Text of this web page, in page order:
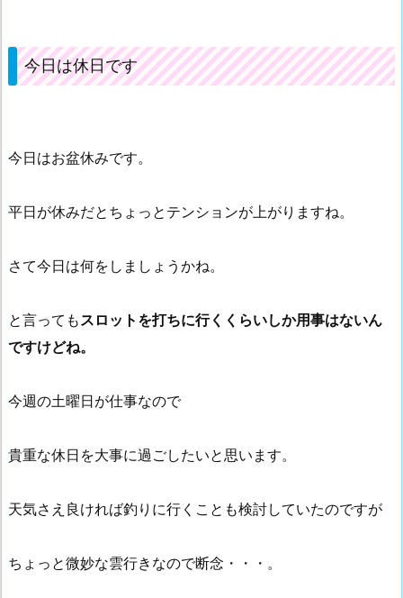
今日は休日です
今日はお盆休みです。
平日が休みだとちょっとテンションが上がりますね。
さて今日は何をしましょうかね。
と言ってもスロットを打ちに行くくらいしか用事はないん
ですけどね。
今週の土曜日が仕事なので
貴重な休日を大事に過ごしたいと思います。
天気さえ良ければ釣りに行くことも検討していたのですが
ちょっと微妙な雲行きなので断念・・・。